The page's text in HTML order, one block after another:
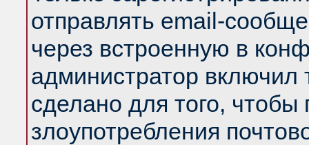
отправлять email-
через встроенную в
администратор
сделано для того, чтобы
злоупотребления